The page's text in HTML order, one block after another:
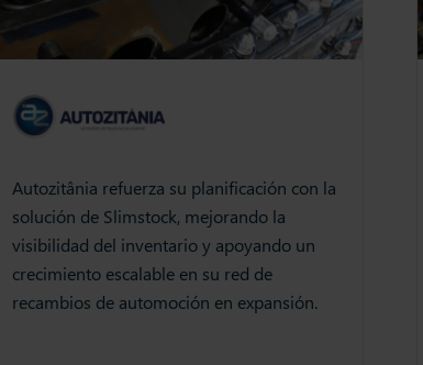
Autozitânia refuerza su planificación con la
solución de Slimstock, mejorando la
visibilidad del inventario y apoyando un
crecimiento escalable en su red de
recambios de automoción en expansión.